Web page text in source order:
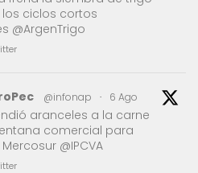
ciclos cortos
@ArgenTrigo
@infonap · 6 Ago
aranceles a la carne
comercial para
@IPCVA